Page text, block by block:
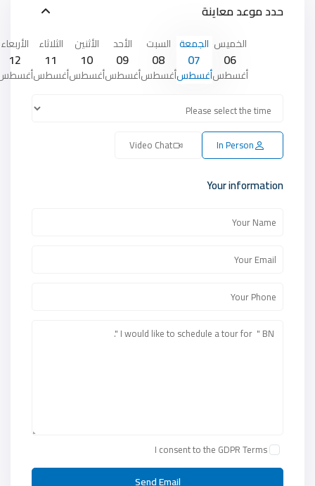
حدد موعد معاينة
الخميس
06
أغسطس
الجمعة
07
أغسطس
السبت
08
أغسطس
الأحد
09
أغسطس
الأثنين
10
أغسطس
الثلاثاء
11
أغسطس
الأربعاء
12
In Person
Video Chat
Your information
I consent to the GDPR Terms